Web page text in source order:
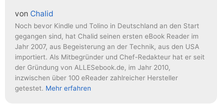
von Chalid
Noch bevor Kindle und Tolino in Deutschland an den Start
gegangen sind, hat Chalid seinen ersten eBook Reader im
Jahr 2007, aus Begeisterung an der Technik, aus den USA
importiert. Als Mitbegründer und Chef-Redakteur hat er seit
der Gründung von ALLESebook.de, im Jahr 2010,
inzwischen über 100 eReader zahlreicher Hersteller
getestet. Mehr erfahren